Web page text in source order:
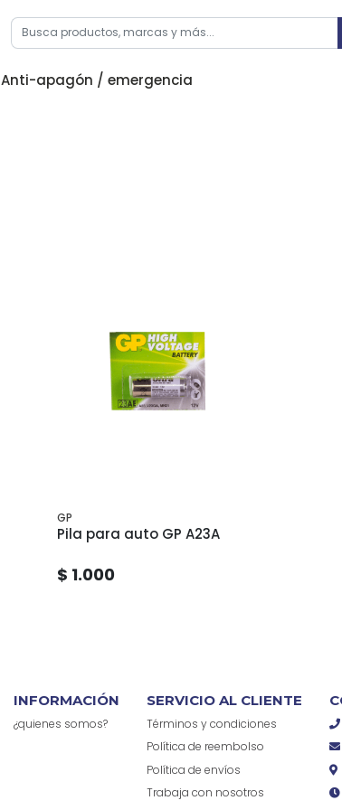
Anti-apagón / emergencia
GP
Pila para auto GP A23A
$ 1.000
INFORMACIÓN
¿quienes somos?
SERVICIO AL CLIENTE
Términos y condiciones
Política de reembolso
Política de envíos
Trabaja con nosotros